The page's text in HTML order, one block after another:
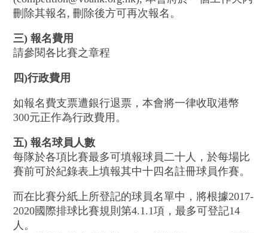
刪除其報名, 刪除後方可再次報名。
三) 報名費用
請參閱各比賽之章程
四)行政費用
如報名費支票遭銀行退票，本會將一律收取港幣
300元正作為行政費用。
五) 報名球員人數
每隊於各項比賽最多可填報球員二十人，於每場比
賽前可於紀錄表上填報其中十四名註冊球員作賽。
而在比賽分紙上所登記的球員名單中，將根據2017-
2020國際排球比賽規則第4.1.1項，最多可登記14
人。